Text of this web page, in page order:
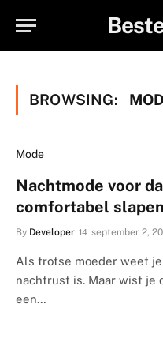
BROWSING:
Mode
Nachtmode voor
comfortabel slapen
By Developer september 2,
Als trotse moeder weet
nachtrust is. Maar wist je
een…